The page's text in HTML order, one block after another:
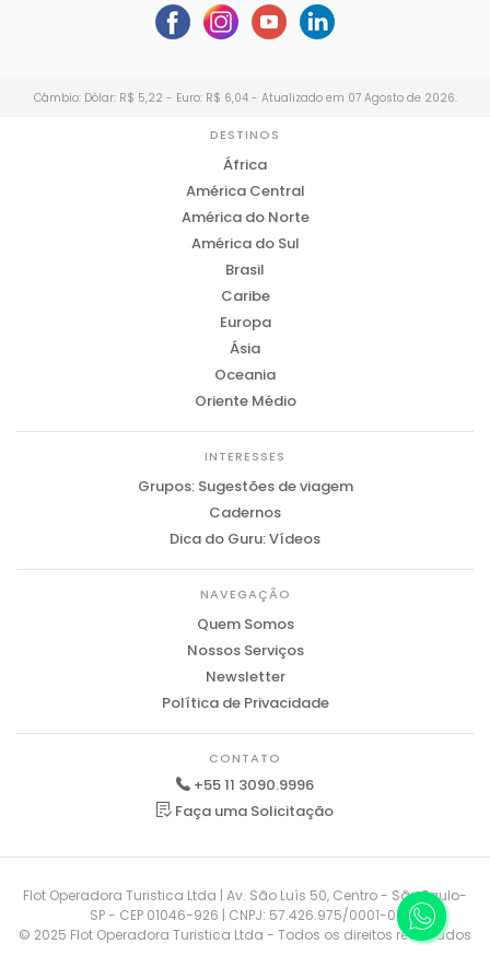
Câmbio: Dólar: R$ 5,22 - Euro: R$ 6,04 - Atualizado em 07 Agosto de 2026.
DESTINOS
África
América Central
América do Norte
América do Sul
Brasil
Caribe
Europa
Ásia
Oceania
Oriente Médio
INTERESSES
Grupos: Sugestões de viagem
Cadernos
Dica do Guru: Vídeos
NAVEGAÇÃO
Quem Somos
Nossos Serviços
Newsletter
Política de Privacidade
CONTATO
+55 11 3090.9996
Faça uma Solicitação
Flot Operadora Turistica Ltda | Av. São Luís 50, Centro - São Paulo-
SP - CEP 01046-926 | CNPJ: 57.426.975/0001-01
© 2025 Flot Operadora Turistica Ltda - Todos os direitos reservados